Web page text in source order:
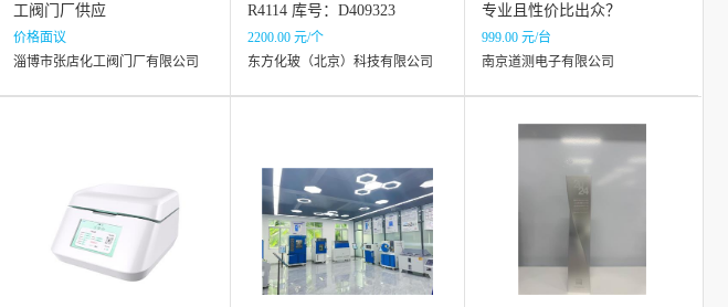
工阀门厂供应
价格面议
淄博市张店化工阀门厂有限公司
R4114 库号：D409323
2200.00 元/个
东方化玻（北京）科技有限公司
专业且性价比出众？
999.00 元/台
南京道测电子有限公司